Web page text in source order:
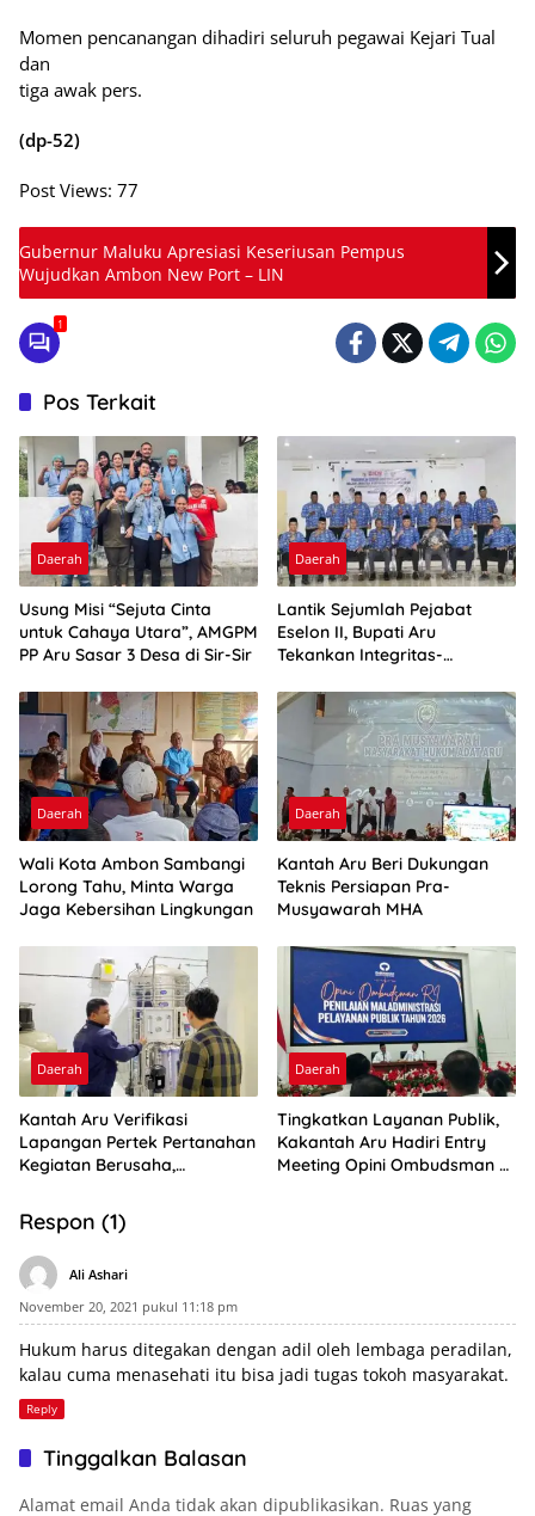
Momen pencanangan dihadiri seluruh pegawai Kejari Tual
dan
tiga awak pers.
(dp-52)
Post Views: 77
Gubernur Maluku Apresiasi Keseriusan Pempus
Wujudkan Ambon New Port – LIN
1
Pos Terkait
Daerah
Usung Misi “Sejuta Cinta
untuk Cahaya Utara”, AMGPM
PP Aru Sasar 3 Desa di Sir-Sir
Daerah
Lantik Sejumlah Pejabat
Eselon II, Bupati Aru
Tekankan Integritas-
Daerah
Wali Kota Ambon Sambangi
Lorong Tahu, Minta Warga
Jaga Kebersihan Lingkungan
Daerah
Kantah Aru Beri Dukungan
Teknis Persiapan Pra-
Musyawarah MHA
Daerah
Kantah Aru Verifikasi
Lapangan Pertek Pertanahan
Kegiatan Berusaha,
Daerah
Tingkatkan Layanan Publik,
Kakantah Aru Hadiri Entry
Meeting Opini Ombudsman RI
Respon (1)
Ali Ashari
November 20, 2021 pukul 11:18 pm
Hukum harus ditegakan dengan adil oleh lembaga peradilan,
kalau cuma menasehati itu bisa jadi tugas tokoh masyarakat.
Reply
Tinggalkan Balasan
Alamat email Anda tidak akan dipublikasikan. Ruas yang